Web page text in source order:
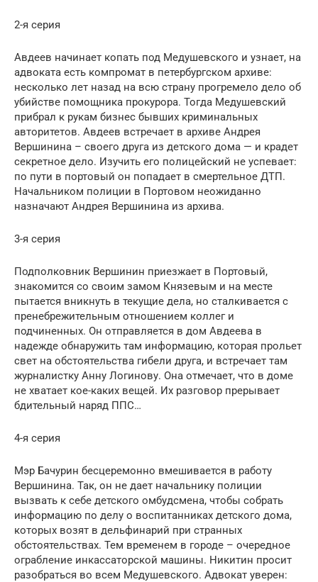
2-я серия
Авдеев начинает копать под Медушевского и узнает, на
адвоката есть компромат в петербургском архиве:
несколько лет назад на всю страну прогремело дело об
убийстве помощника прокурора. Тогда Медушевский
прибрал к рукам бизнес бывших криминальных
авторитетов. Авдеев встречает в архиве Андрея
Вершинина – своего друга из детского дома — и крадет
секретное дело. Изучить его полицейский не успевает:
по пути в портовый он попадает в смертельное ДТП.
Начальником полиции в Портовом неожиданно
назначают Андрея Вершинина из архива.
3-я серия
Подполковник Вершинин приезжает в Портовый,
знакомится со своим замом Князевым и на месте
пытается вникнуть в текущие дела, но сталкивается с
пренебрежительным отношением коллег и
подчиненных. Он отправляется в дом Авдеева в
надежде обнаружить там информацию, которая прольет
свет на обстоятельства гибели друга, и встречает там
журналистку Анну Логинову. Она отмечает, что в доме
не хватает кое-каких вещей. Их разговор прерывает
бдительный наряд ППС…
4-я серия
Мэр Бачурин бесцеремонно вмешивается в работу
Вершинина. Так, он не дает начальнику полиции
вызвать к себе детского омбудсмена, чтобы собрать
информацию по делу о воспитанниках детского дома,
которых возят в дельфинарий при странных
обстоятельствах. Тем временем в городе – очередное
ограбление инкассаторской машины. Никитин просит
разобраться во всем Медушевского. Адвокат уверен: